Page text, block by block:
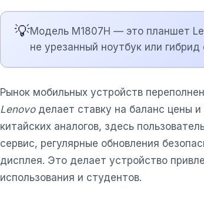
💡Модель M1807H — это планшет
не урезанный ноутбук или гибрид
Рынок мобильных устройств
Lenovoделает ставку на баланс цены
китайских аналогов, здесь
сервис, регулярные обновления
дисплея. Это делает устройство
использования и студентов.